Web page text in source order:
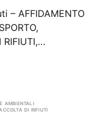
– AFFIDAMENTO
RIFIUTI,
DUE,…
ambientali
di rifiuti